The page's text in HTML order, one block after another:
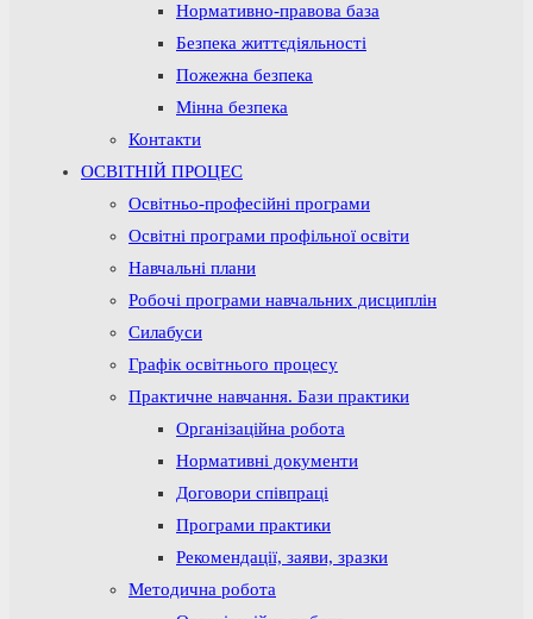
Нормативно-правова база
Безпека життєдіяльності
Пожежна безпека
Мінна безпека
Контакти
ОСВІТНІЙ ПРОЦЕС
Освітньо-професійні програми
Освітні програми профільної освіти
Навчальні плани
Робочі програми навчальних дисциплін
Силабуси
Графік освітнього процесу
Практичне навчання. Бази практики
Організаційна робота
Нормативні документи
Договори співпраці
Програми практики
Рекомендації, заяви, зразки
Методична робота